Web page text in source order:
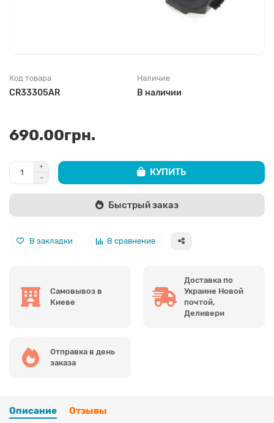
Код товара
CR33305AR
Наличие
В наличии
690.00грн.
КУПИТЬ
Быстрый заказ
В закладки В сравнение
Самовывоз в
Киеве
Доставка по
Украине Новой
почтой,
Деливери
Отправка в день
заказа
Описание Отзывы